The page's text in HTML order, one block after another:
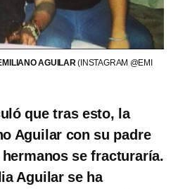
AGUILAR(INSTAGRAM @EMI
que tras esto, la
Aguilar con su padre
se fracturaría.
Aguilar se ha